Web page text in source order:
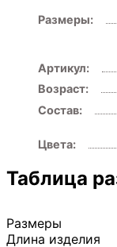
Размеры:
Артикул:
Возраст:
Состав:
Цвета:
Таблица
Размеры
Длина изделия